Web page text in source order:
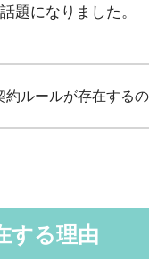
題になりました。
ルールが存在する
する理由